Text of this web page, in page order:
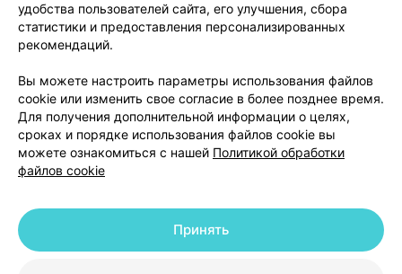
Размещение рекламы
Медицинский маркетинг
Публичный договор
Доставка
Способы оплаты
Вакансии
Партнеры
Написать руководителю 103.by
Написать в поддержку
Персональные настройки Cookie
© 2026 ООО «Артокс Лаб», УНП 191700409 | 220012, Республика Беларусь,
удобства пользователей сайта, его улучшения, сбора
статистики и предоставления персонализированных
рекомендаций.
Вы можете настроить параметры использования файлов
cookie или изменить свое согласие в более позднее время.
Для получения дополнительной информации о целях,
сроках и порядке использования файлов cookie вы
можете ознакомиться с нашей Политикой обработки
файлов cookie
Принять